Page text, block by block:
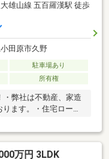
雄山線 五百羅漢駅 徒歩
田原市久野
駐車場あり
所有権
弊社は不動産、家造
ます。・住宅ローン
ていただきます！◆経
応を心掛けておりま
せていただきま
万円 3LDK